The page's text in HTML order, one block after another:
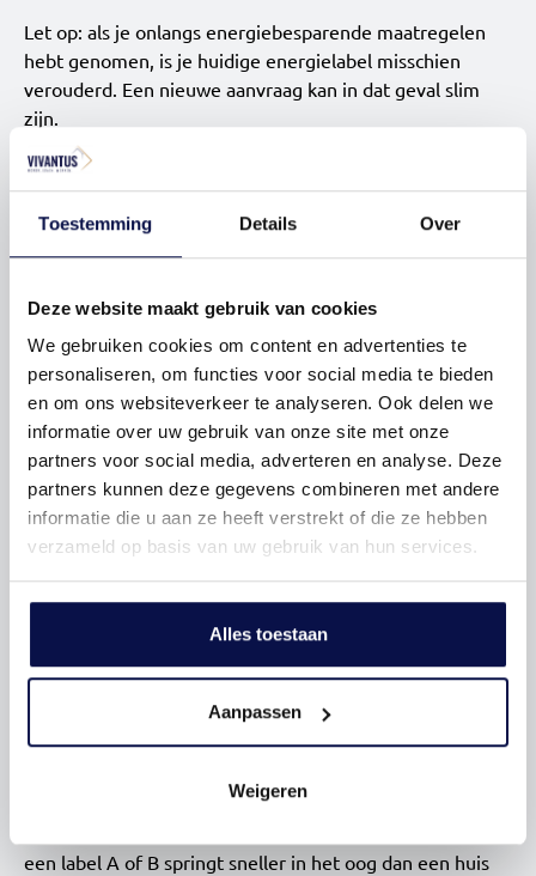
Toestemming Details Over
Deze website maakt gebruik van cookies
We gebruiken cookies om content en advertenties te
personaliseren, om functies voor social media te bieden
en om ons websiteverkeer te analyseren. Ook delen we
informatie over uw gebruik van onze site met onze
partners voor social media, adverteren en analyse. Deze
partners kunnen deze gegevens combineren met andere
informatie die u aan ze heeft verstrekt of die ze hebben
verzameld op basis van uw gebruik van hun services.
Alles toestaan
Aanpassen
Weigeren
Let op: als je onlangs energiebesparende maatregelen
hebt genomen, is je huidige energielabel misschien
verouderd. Een nieuwe aanvraag kan in dat geval slim
zijn.
Hoe vraag je een energielabel aan?
Sinds 1 januari 2021 kun je een energielabel niet meer
volledig digitaal aanvragen. Je moet nu een afspraak
maken met een gecertificeerde energieadviseur. Die
van kenmerken als isolatie, verwarmingsinstallatie en
energieverbruik het label vast.
Je kunt zelf een erkende adviseur kiezen, maar wij
werken samen met Perfectkeur, een betrouwbare
partner voor energielabels. Voor woningen tot 500 m³
bedragen de kosten € 329,- incl. btw. Is je woning groter?
Dan geldt een toeslag van € 25,- per 100 m³.
De afspraak regel je eenvoudig online, of wij helpen je
erbij via onze medialeverancier. Zodra het label klaar is,
ontvang je het direct en kunnen wij het toevoegen aan je
Zorg voor een goede eerste indruk
Bij de verkoop van je woning is een energielabel niet
verkoopargument. Kopers letten steeds meer op
een label A of B springt sneller in het oog dan een huis